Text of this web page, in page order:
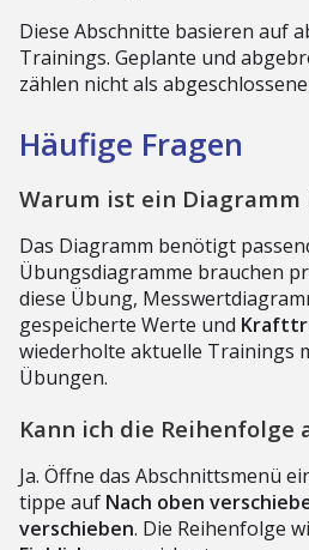
Diese Abschnitte basieren auf
Trainings. Geplante und
zählen nicht als
Häufige Fragen
Warum ist ein Diagramm
Das Diagramm benötigt
Übungsdiagramme brauchen
diese Übung,
gespeicherte Werte und
wiederholte aktuelle Trainings
Übungen.
Kann ich die Reihenfolge
Ja. Öffne das Abschnittsmenü
tippe auf Nach oben
verschieben. Die Reihenfolge